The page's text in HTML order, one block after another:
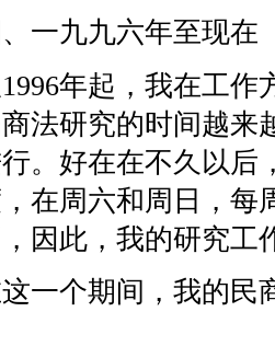
九九六年至现在
年起，我在工作
法研究的时间越来
。好在在不久以后
在周六和周日，每
因此，我的研究工
个期间，我的民